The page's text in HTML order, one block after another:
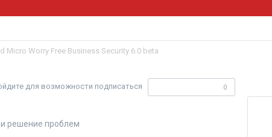
Micro Worry Free Business Security 6.0 beta
для возможности подписаться 0
и решение проблем